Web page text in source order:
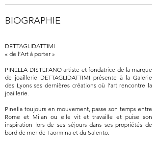
BIOGRAPHIE
DETTAGLIDATTIMI
« de l’Art à porter »
PINELLA DISTEFANO artiste et fondatrice de la marque
de joaillerie DETTAGLIDATTIMI présente à la Galerie
des Lyons ses dernières créations où l’art rencontre la
joaillerie.
Pinella toujours en mouvement, passe son temps entre
Rome et Milan ou elle vit et travaille et puise son
inspiration lors de ses séjours dans ses propriétés de
bord de mer de Taormina et du Salento.